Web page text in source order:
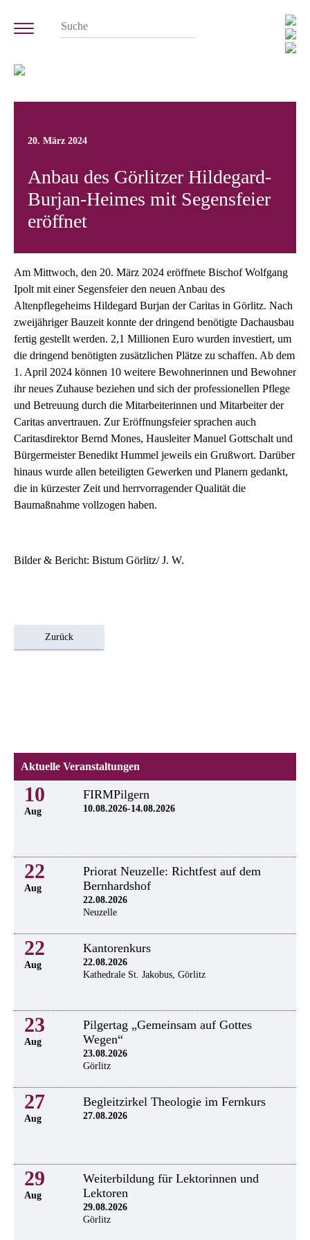
20. März 2024
Anbau des Görlitzer Hildegard-
Burjan-Heimes mit Segensfeier
eröffnet
Am Mittwoch, den 20. März 2024 eröffnete Bischof Wolfgang
Ipolt mit einer Segensfeier den neuen Anbau des
Altenpflegeheims Hildegard Burjan der Caritas in Görlitz. Nach
zweijähriger Bauzeit konnte der dringend benötigte Dachausbau
fertig gestellt werden. 2,1 Millionen Euro wurden investiert, um
die dringend benötigten zusätzlichen Plätze zu schaffen. Ab dem
1. April 2024 können 10 weitere Bewohnerinnen und Bewohner
ihr neues Zuhause beziehen und sich der professionellen Pflege
und Betreuung durch die Mitarbeiterinnen und Mitarbeiter der
Caritas anvertrauen. Zur Eröffnungsfeier sprachen auch
Caritasdirektor Bernd Mones, Hausleiter Manuel Gottschalt und
Bürgermeister Benedikt Hummel jeweils ein Grußwort. Darüber
hinaus wurde allen beteiligten Gewerken und Planern gedankt,
die in kürzester Zeit und herrvorragender Qualität die
Baumaßnahme vollzogen haben.
Bilder & Bericht: Bistum Görlitz/ J. W.
Zurück
Aktuelle Veranstaltungen
10
Aug
FIRMPilgern
10.08.2026-14.08.2026
22
Aug
Priorat Neuzelle: Richtfest auf dem
Bernhardshof
22.08.2026
Neuzelle
22
Aug
Kantorenkurs
22.08.2026
Kathedrale St. Jakobus, Görlitz
23
Aug
Pilgertag „Gemeinsam auf Gottes
Wegen“
23.08.2026
Görlitz
27
Aug
Begleitzirkel Theologie im Fernkurs
27.08.2026
29
Aug
Weiterbildung für Lektorinnen und
Lektoren
29.08.2026
Görlitz